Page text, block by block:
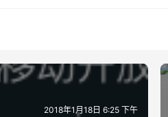
2018年1月18日 6:25 下午